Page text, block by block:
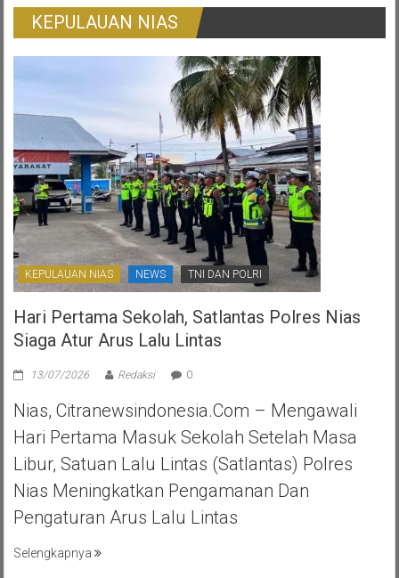
Surat
Gambaran
Daerah
Yang
Ternoda
KEPULAUAN NIAS
KEPULAUAN NIAS NEWS TNI DAN POLRI
Hari Pertama Sekolah, Satlantas Polres Nias
Siaga Atur Arus Lalu Lintas
13/07/2026 Redaksi 0
Nias, Citranewsindonesia.com – Mengawali
Hari Pertama Masuk Sekolah Setelah Masa
Libur, Satuan Lalu Lintas (Satlantas) Polres
Nias Meningkatkan Pengamanan Dan
Pengaturan Arus Lalu Lintas
Selengkapnya